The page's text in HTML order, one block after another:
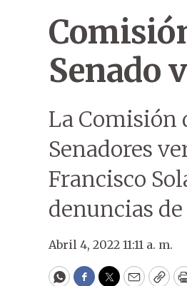
Senado
La Comisión
Senadores
Francisco
denuncias
Abril 4, 2022 11:11 a. m.